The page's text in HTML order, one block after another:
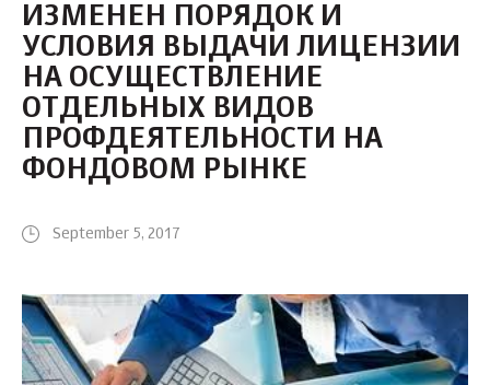
ИЗМЕНЕН ПОРЯДОК И
УСЛОВИЯ ВЫДАЧИ ЛИЦЕНЗИИ
НА ОСУЩЕСТВЛЕНИЕ
ОТДЕЛЬНЫХ ВИДОВ
ПРОФДЕЯТЕЛЬНОСТИ НА
ФОНДОВОМ РЫНКЕ
September 5, 2017